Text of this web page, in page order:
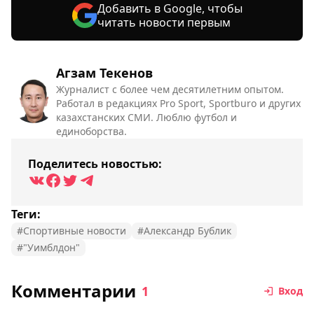
Агзам Текенов
Журналист с более чем десятилетним опытом.
Работал в редакциях Pro Sport, Sportburo и других
казахстанских СМИ. Люблю футбол и
единоборства.
Поделитесь новостью:
Теги:
#Спортивные новости
#Александр Бублик
#"Уимблдон"
Добавить в Google, чтобы
читать новости первым
Комментарии 1 Вход